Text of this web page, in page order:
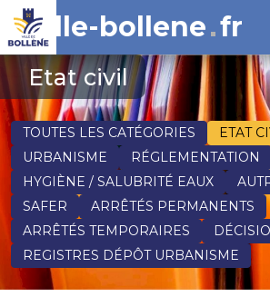
ville-bollene fr
Etat civil
TOUTES LES CATÉGORIES
ETAT
URBANISME
RÉGLEMENTATION
HYGIÈNE / SALUBRITÉ EAUX
SAFER
ARRÊTÉS PERMANENTS
ARRÊTÉS TEMPORAIRES
REGISTRES DÉPÔT URBANISME